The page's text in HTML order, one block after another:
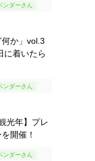
何か」vol.3
に着いたら
光年】プレ
開催！